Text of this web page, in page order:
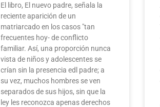
El libro, El nuevo padre, señala la
reciente aparición de un
matriarcado en los casos "tan
frecuentes hoy- de conflicto
familiar. Así, una proporción nunca
vista de niños y adolescentes se
crían sin la presencia edl padre; a
su vez, muchos hombres se ven
separados de sus hijos, sin que la
ley les reconozca apenas derechos